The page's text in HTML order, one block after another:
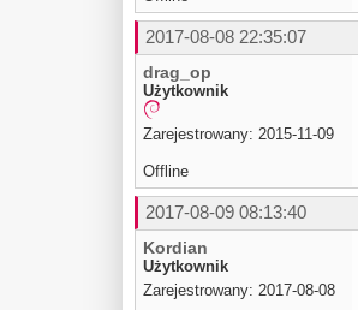
2017-08-08 22:35:07
drag_op
Użytkownik
Zarejestrowany: 2015-11-09
Offline
2017-08-09 08:13:40
Kordian
Użytkownik
Zarejestrowany: 2017-08-08